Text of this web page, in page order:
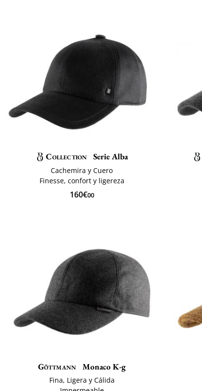
Collection Serie Alba
Cachemira y Cuero
Finesse, confort y ligereza
160€00
Göttmann Monaco K-g
Fina, Ligera y Cálida